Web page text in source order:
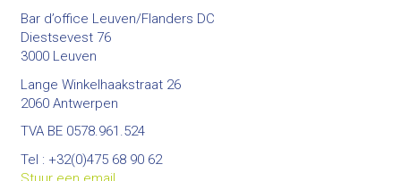
Bar d’office Leuven/Flanders DC
Diestsevest 76
3000 Leuven
Lange Winkelhaakstraat 26
2060 Antwerpen
TVA BE 0578.961.524
Tel : +32(0)475 68 90 62